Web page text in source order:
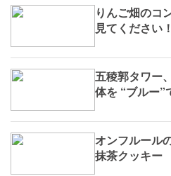
りんご畑のコ
見てください！
五稜郭タワー
体を “ブルー”
オンフルール
抹茶クッキー